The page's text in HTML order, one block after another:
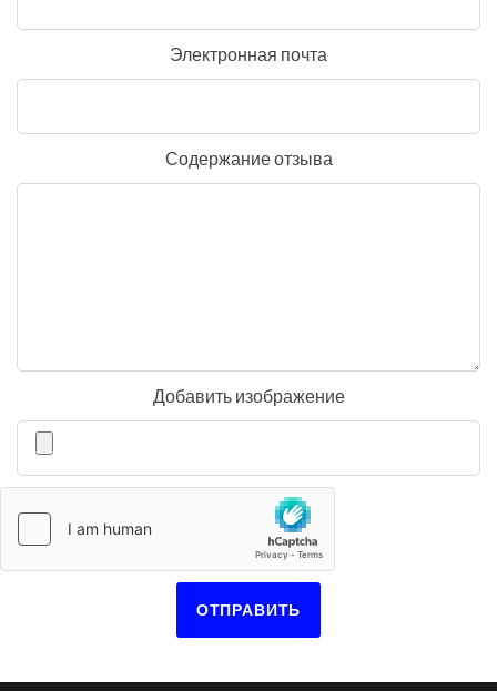
Электронная почта
Содержание отзыва
Добавить изображение